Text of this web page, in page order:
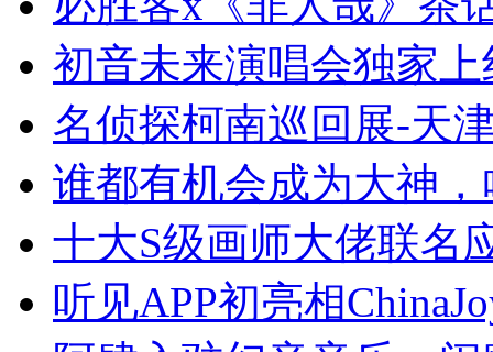
初音未来演唱会独家
名侦探柯南巡回展-天
谁都有机会成为大神
十大S级画师大佬联名
听见APP初亮相